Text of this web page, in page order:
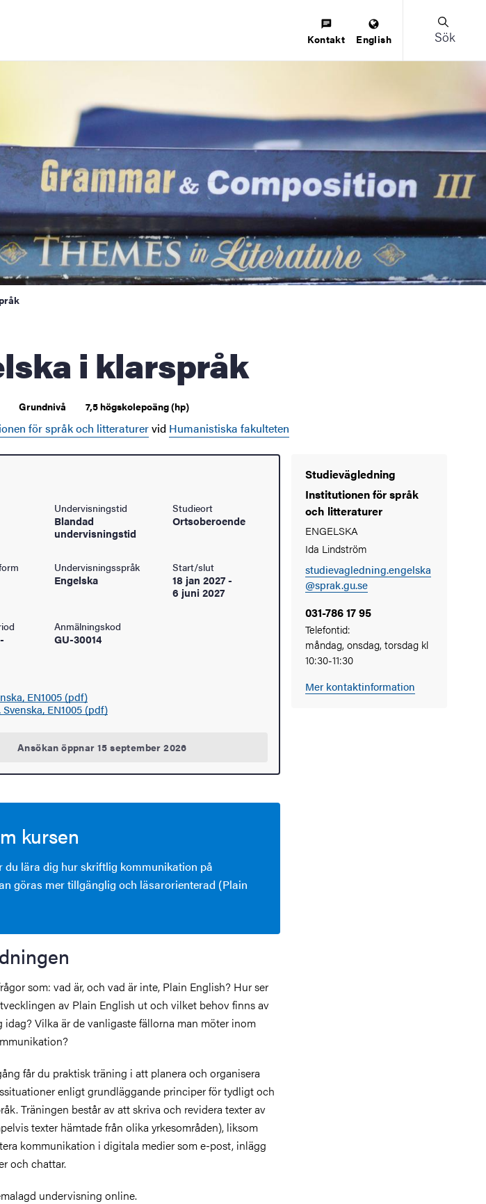
Kontakt English Sök
i klarspråk
Grundnivå 7,5 högskolepoäng (hp)
för språk och litteraturervid Humanistiska fakulteten
Undervisningstid
Blandad
undervisningstid
Studieort
Ortsoberoende
Undervisningsspråk
Engelska
Start/slut
18 jan 2027-
6 juni 2027
-
Anmälningskod
GU-30014
EN1005 (pdf)
EN1005 (pdf)
Ansökan öppnar 15 september 2026
kursen
du lära dig hur skriftlig kommunikation på
göras mer tillgänglig och läsarorienterad (Plain
Studievägledning
Institutionen för språk
och litteraturer
ENGELSKA
Ida Lindström
studievagledning.engelska
@sprak.gu.se
031-786 17 95
Telefontid:
måndag, onsdag, torsdag kl
10:30-11:30
Mer kontaktinformation
som: vad är, och vad är inte, Plain English? Hur ser
av Plain English ut och vilket behov finns av
idag? Vilka är de vanligaste fällorna man möter inom
får du praktisk träning i att planera och organisera
enligt grundläggande principer för tydligt och
Träningen består av att skriva och revidera texter av
texter hämtade från olika yrkesområden), liksom
kommunikation i digitala medier som e-post, inlägg
och chattar.
undervisning online.